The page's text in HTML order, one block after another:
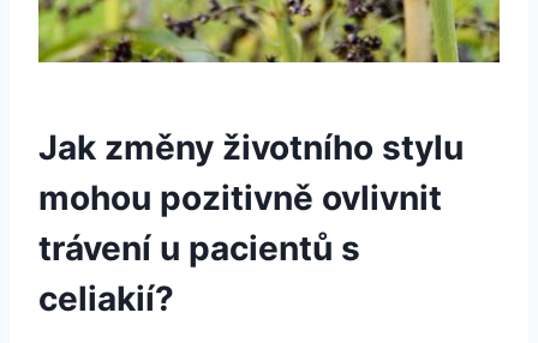
Jak změny životního stylu
mohou pozitivně ovlivnit
trávení u pacientů s
celiakií?